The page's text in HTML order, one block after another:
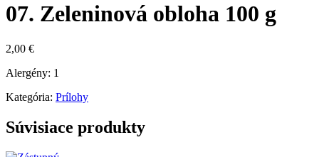
07. Zeleninová obloha 100 g
2,00 €
Alergény: 1
Kategória: Prílohy
Súvisiace produkty